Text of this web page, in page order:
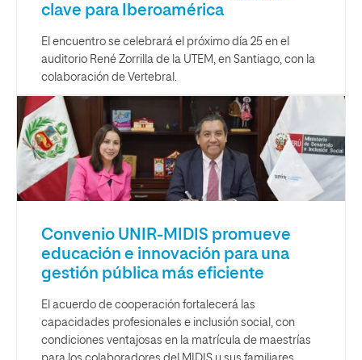
clave para Iberoamérica
El encuentro se celebrará el próximo día 25 en el
auditorio René Zorrilla de la UTEM, en Santiago, con la
colaboración de Vertebral.
Convenio UNIR-MIDIS promueve
educación e innovación para una
gestión pública más eficiente
El acuerdo de cooperación fortalecerá las
capacidades profesionales e inclusión social, con
condiciones ventajosas en la matrícula de maestrías